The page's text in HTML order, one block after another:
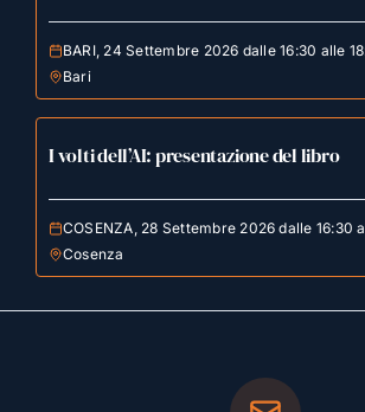
BARI, 24 Settembre 2026 dalle 16:30 alle
Bari
I volti dell’AI: presentazione del libro
COSENZA, 28 Settembre 2026 dalle 16:30
Cosenza